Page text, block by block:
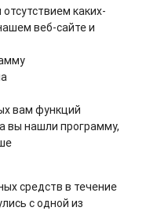
каких-
веб-сайте и
вам функций
вы нашли программу,
средств в течение
с одной из